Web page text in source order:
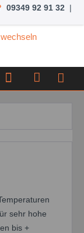
09349 92 91 32 |
sehr hohe
bis +